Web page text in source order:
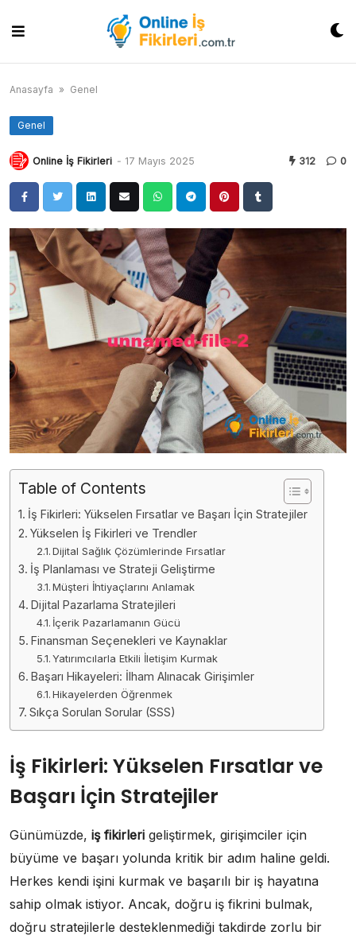
content
Anasayfa » Genel
Genel
Online İş Fikirleri - 17 Mayıs 2025 312 0
Table of Contents
İş Fikirleri: Yükselen Fırsatlar ve Başarı İçin Stratejiler
Yükselen İş Fikirleri ve Trendler
Dijital Sağlık Çözümlerinde Fırsatlar
İş Planlaması ve Strateji Geliştirme
Müşteri İhtiyaçlarını Anlamak
Dijital Pazarlama Stratejileri
İçerik Pazarlamanın Gücü
Finansman Seçenekleri ve Kaynaklar
Yatırımcılarla Etkili İletişim Kurmak
Başarı Hikayeleri: İlham Alınacak Girişimler
Hikayelerden Öğrenmek
Sıkça Sorulan Sorular (SSS)
İş Fikirleri: Yükselen Fırsatlar ve
Başarı İçin Stratejiler
Günümüzde, iş fikirleri geliştirmek, girişimciler için
büyüme ve başarı yolunda kritik bir adım haline geldi.
Herkes kendi işini kurmak ve başarılı bir iş hayatına
sahip olmak istiyor. Ancak, doğru iş fikrini bulmak,
doğru stratejilerle desteklenmediği takdirde zorlu bir